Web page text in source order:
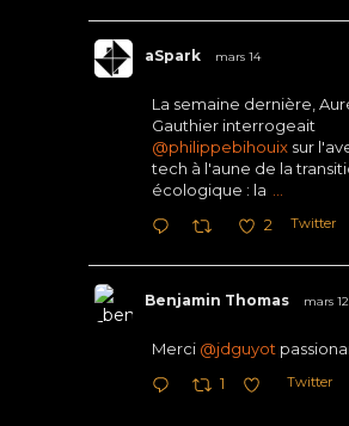
aSpark mars 14
La semaine dernière,
Gauthier interrogeait
@philippebihouix sur
tech à l'aune de la
écologique : la
2 Twitter
Benjamin Thomas mars 12
Merci @jdguyot
1 Twitter